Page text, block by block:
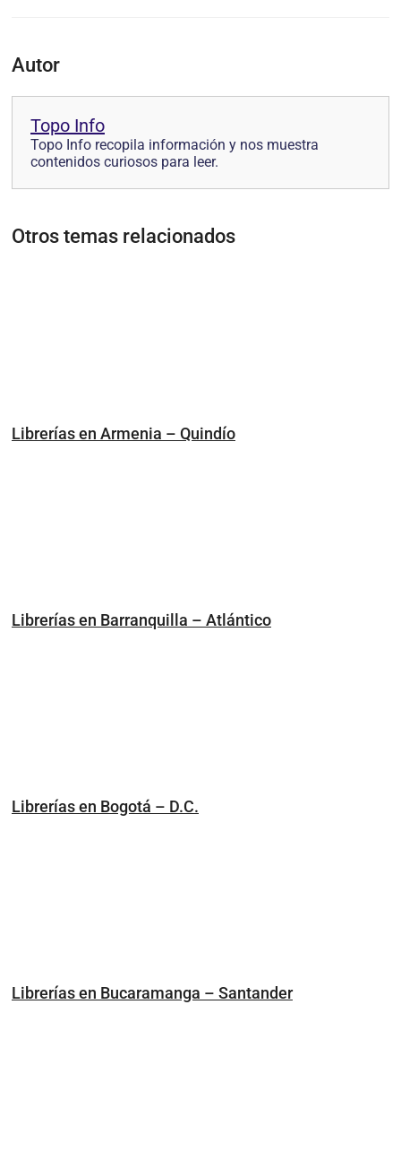
Autor
Topo Info
Topo Info recopila información y nos muestra
contenidos curiosos para leer.
Otros temas relacionados
Librerías en Armenia – Quindío
Librerías en Barranquilla – Atlántico
Librerías en Bogotá – D.C.
Librerías en Bucaramanga – Santander